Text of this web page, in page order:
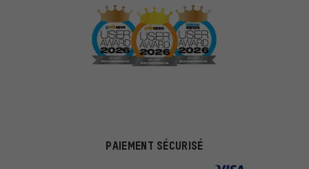
PAIEMENT SÉCURISÉ